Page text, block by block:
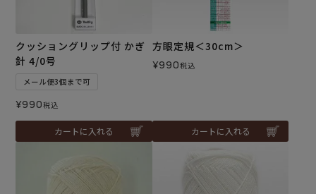
クッショングリップ付 かぎ
針 4/0号
メール便3個まで可
¥990税込
カートに入れる
方眼定規＜30cm＞
¥990税込
カートに入れる